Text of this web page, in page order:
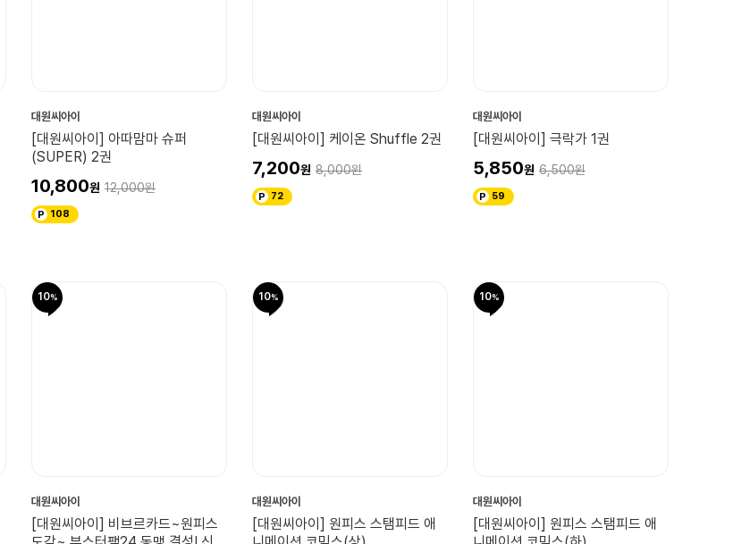
대원씨아이
[대원씨아이] 아따맘마 슈퍼
(SUPER) 2권
10,800 12,000
108
대원씨아이
[대원씨아이] 케이온 Shuffle 2권
7,200 8,000
72
대원씨아이
[대원씨아이] 극락가 1권
5,850 6,500
59
10
대원씨아이
[대원씨아이] 비브르카드~원피스
10
대원씨아이
[대원씨아이] 원피스 스탬피드 애
10
대원씨아이
[대원씨아이] 원피스 스탬피드 애